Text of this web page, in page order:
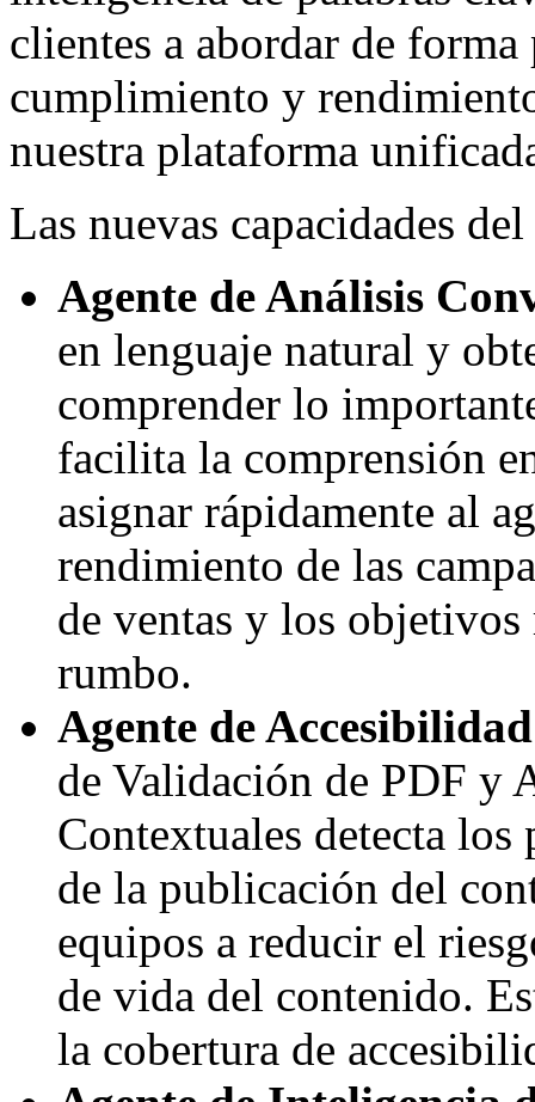
clientes a abordar de
cumplimiento y
nuestra plataforma
Las nuevas capacidades
Agente de Análisis
en lenguaje natural y
comprender lo
facilita la comprensión
asignar rápidamente al
rendimiento de las
de ventas y los
rumbo.
Agente de
de Validación de PDF y
Contextuales detecta los
de la publicación del
equipos a reducir el
de vida del contenido.
la cobertura de